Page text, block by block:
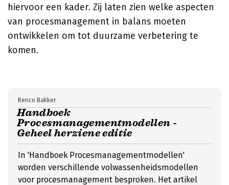
hiervoor een kader. Zij laten zien welke aspecten
van procesmanagement in balans moeten
ontwikkelen om tot duurzame verbetering te
komen.
Handboek
Procesmanagementmodellen -
Geheel herziene editie
Renco Bakker
In 'Handboek Procesmanagementmodellen'
worden verschillende volwassenheidsmodellen
voor procesmanagement besproken. Het artikel